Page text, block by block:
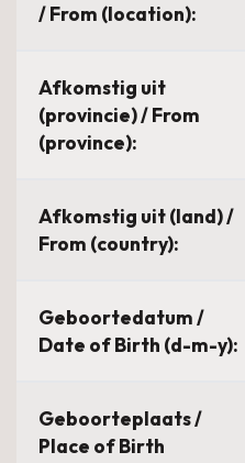
/ From (location):
Afkomstig uit
(provincie) / From
(province):
Afkomstig uit (land) /
From (country):
Geboortedatum /
Date of Birth (d-m-y):
Geboorteplaats /
Place of Birth